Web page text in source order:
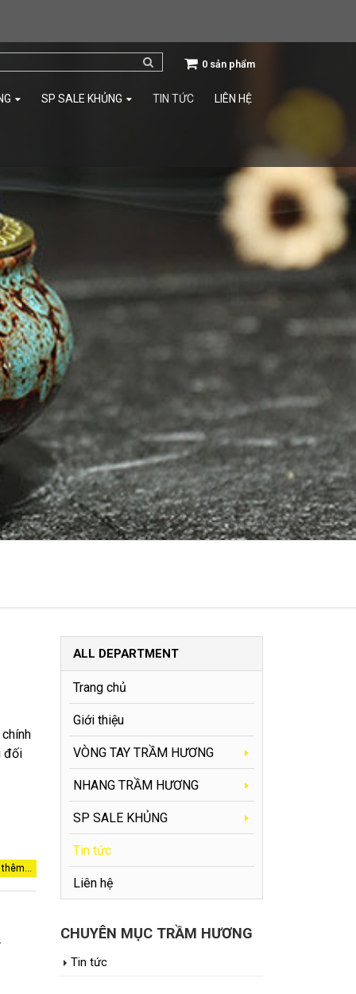
0 sản phẩm
SP SALE KHỦNG TIN TỨC LIÊN HỆ
đối
ALL DEPARTMENT
Trang chủ
Giới thiệu
VÒNG TAY TRẦM HƯƠNG
NHANG TRẦM HƯƠNG
SP SALE KHỦNG
Tin tức
Liên hệ
CHUYÊN MỤC TRẦM HƯƠNG
Tin tức